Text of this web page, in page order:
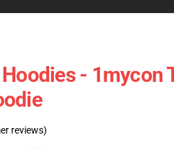
- 1mycon
reviews)